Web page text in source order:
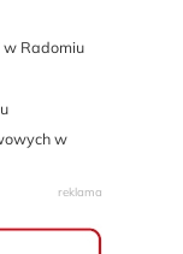
w Radomiu
w